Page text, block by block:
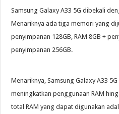
Samsung Galaxy A33 5G dibekali
Menariknya ada tiga memori yang
penyimpanan 128GB, RAM 8GB +
penyimpanan 256GB.
Menariknya, Samsung Galaxy A33
meningkatkan penggunaan RAM
total RAM yang dapat digunakan